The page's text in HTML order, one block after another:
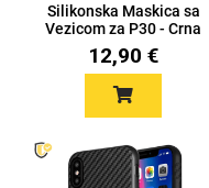
Silikonska Maskica sa
Vezicom za P30 - Crna
12,90 €